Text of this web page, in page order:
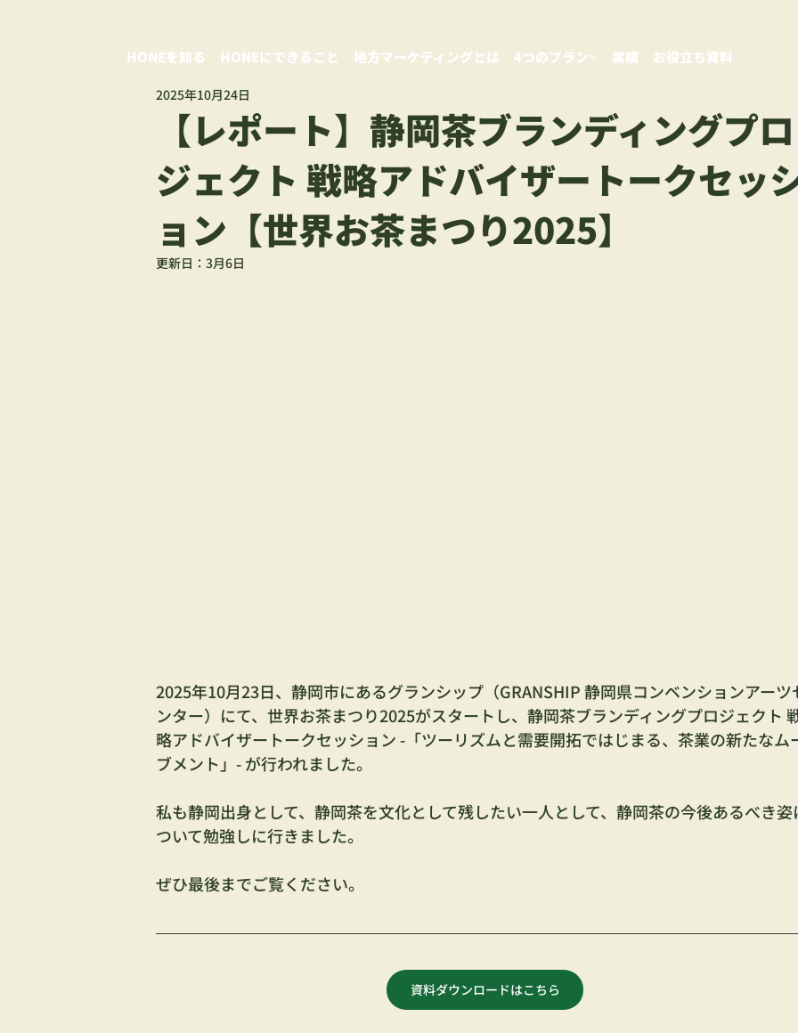
HONEを知る HONEにできること 地方マーケティングとは 4つのプラン 実績 お役立ち資料
【レポート】静岡茶ブランディングプロ
ジェクト 戦略アドバイザートークセッ
ョン【世界お茶まつり2025】
2025年10月24日
更新日： 3月6日
2025年10月23日、静岡市にあるグランシップ（GRANSHIP 静岡県コンベンションアーツ
ンター）にて、世界お茶まつり2025がスタートし、静岡茶ブランディングプロジェクト
略アドバイザートークセッション -「ツーリズムと需要開拓ではじまる、茶業の新たなム
ブメント」- が行われました。
私も静岡出身として、静岡茶を文化として残したい一人として、静岡茶の今後あるべき姿
ついて勉強しに行きました。
ぜひ最後までご覧ください。
資料ダウンロードはこちら